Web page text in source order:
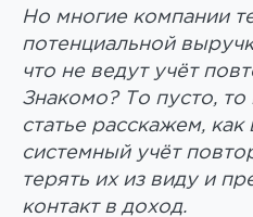
Но многие компании
потенциальной
что не ведут учёт
Знакомо? То пусто, то
статье расскажем, как
системный учёт
терять их из виду и
контакт в доход.